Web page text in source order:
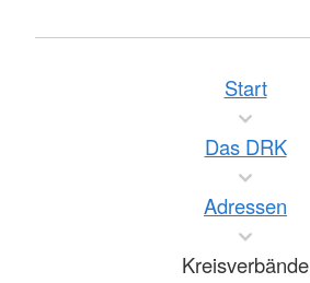
Start
Das DRK
Adressen
Kreisverbände